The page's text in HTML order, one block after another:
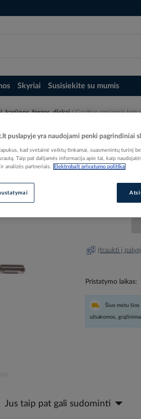
Skyriai Susisiekite su mumis
karūnos, frezos, diskai Grąžtas smūginis
SDS-PLUS NEMESIS2
Elektrobalt prekės
Gamintojo prekės
Įtraukti į
Pristatymo laikas
Šiuo metu
užsakomos,
Jus taip pat gali sudominti
puslapyje yra naudojami penki pagrindiniai
kad svetainė veiktų tinkamai, suasmenintų turinį
Taip pat dalijamės informacija apie tai, kaip
analizės partneriais.
Elektrobalt privatumo politika